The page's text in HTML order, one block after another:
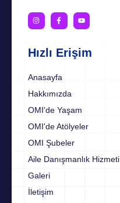
Hızlı Erişim
Anasayfa
Hakkımızda
OMI'de Yaşam
OMI'de Atölyeler
OMI Şubeler
Aile Danışmanlık Hizmeti
Galeri
İletişim